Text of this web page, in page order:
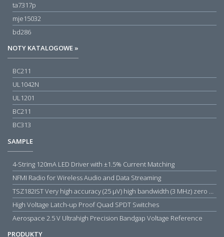
ta7317p
mje15032
bd286
NOTY KATALOGOWE »
BC211
UL1042N
UL1201
BC211
BC313
SAMPLE
4-String 120mA LED Driver with ±1.5% Current Matching
NFMI Radio for Wireless Audio and Data Streaming
TSZ182IST Very high accuracy (25 µV) high bandwidth (3 MHz) zero drift 5 V operational amplifiers
High Voltage Latch-up Proof Quad SPDT Switches
Aerospace 2.5 V Ultrahigh Precision Bandgap Voltage Reference
PRODUKTY